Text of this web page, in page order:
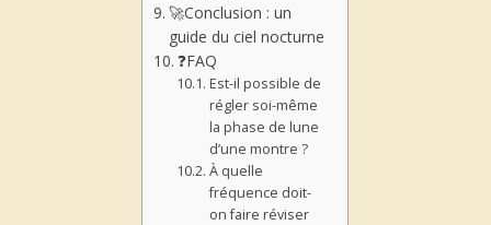
🚀Conclusion : un
guide du ciel nocturne
❓FAQ
Est-il possible de
régler soi-même
la phase de lune
d’une montre ?
À quelle
fréquence doit-
on faire réviser